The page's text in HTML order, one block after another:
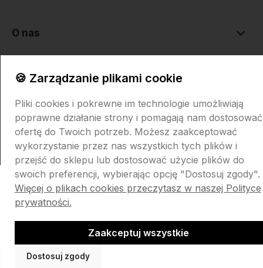
O nas
Sklep internetowy Shoper.pl Szablon Shoper Modern 3.0™
🍪 Zarządzanie plikami cookie
Pliki cookies i pokrewne im technologie umożliwiają
poprawne działanie strony i pomagają nam dostosować
ofertę do Twoich potrzeb. Możesz zaakceptować
wykorzystanie przez nas wszystkich tych plików i
przejść do sklepu lub dostosować użycie plików do
swoich preferencji, wybierając opcję "Dostosuj zgody".
Więcej o plikach cookies przeczytasz w naszej Polityce
prywatności.
Dostosuj zgody
Zaakceptuj wszystkie